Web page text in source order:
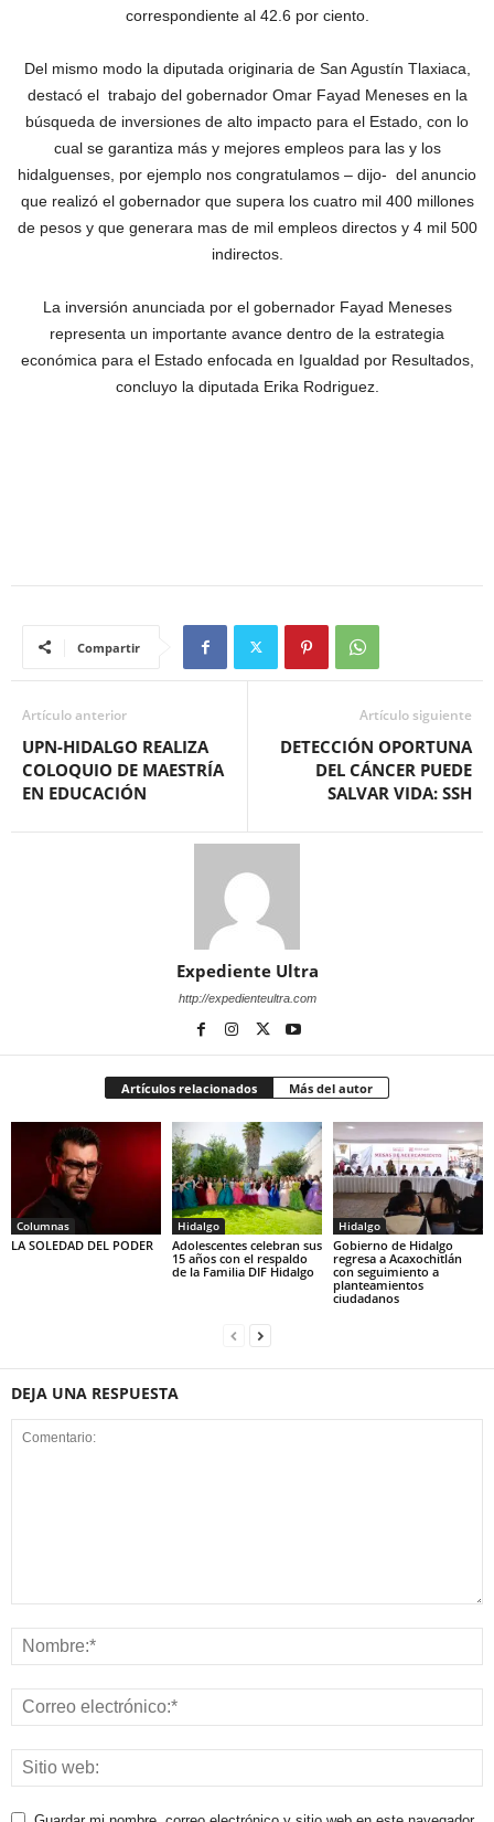
correspondiente al 42.6 por ciento.
Del mismo modo la diputada originaria de San Agustín Tlaxiaca,
destacó el trabajo del gobernador Omar Fayad Meneses en la
búsqueda de inversiones de alto impacto para el Estado, con lo
cual se garantiza más y mejores empleos para las y los
hidalguenses, por ejemplo nos congratulamos – dijo- del anuncio
que realizó el gobernador que supera los cuatro mil 400 millones
de pesos y que generara mas de mil empleos directos y 4 mil 500
indirectos.
La inversión anunciada por el gobernador Fayad Meneses
representa un importante avance dentro de la estrategia
económica para el Estado enfocada en Igualdad por Resultados,
concluyo la diputada Erika Rodriguez.
Compartir
Artículo anterior
UPN-HIDALGO REALIZA
COLOQUIO DE MAESTRÍA
EN EDUCACIÓN
Artículo siguiente
DETECCIÓN OPORTUNA
DEL CÁNCER PUEDE
SALVAR VIDA: SSH
Expediente Ultra
http://expedienteultra.com
Artículos relacionados Más del autor
Columnas
LA SOLEDAD DEL PODER
Hidalgo
Adolescentes celebran sus
15 años con el respaldo
de la Familia DIF Hidalgo
Hidalgo
Gobierno de Hidalgo
regresa a Acaxochitlán
con seguimiento a
planteamientos
ciudadanos
DEJA UNA RESPUESTA